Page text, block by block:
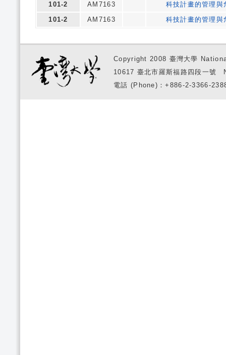
101-2
AM7163
科技計畫的管理與
101-2
AM7163 科技計畫的管理與
Copyright 2008 臺灣大學
10617 臺北市羅斯福路四段一
電話 (Phone)：+886-2-3366-